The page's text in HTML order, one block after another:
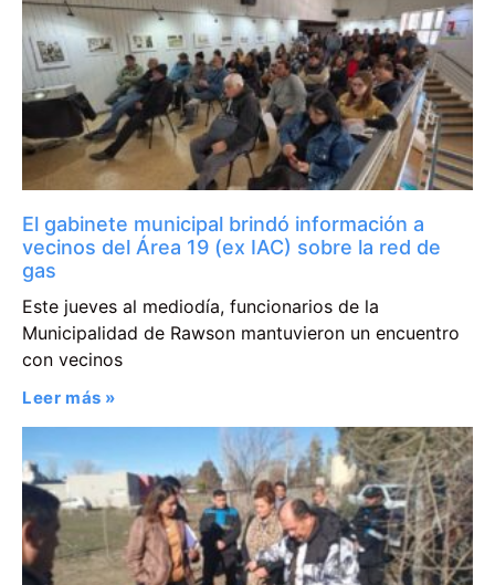
El gabinete municipal brindó información a
vecinos del Área 19 (ex IAC) sobre la red de
gas
Este jueves al mediodía, funcionarios de la
Municipalidad de Rawson mantuvieron un encuentro
con vecinos
Leer más »